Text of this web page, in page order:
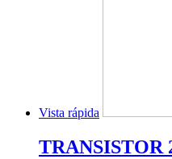
Vista rápida
TRANSISTOR